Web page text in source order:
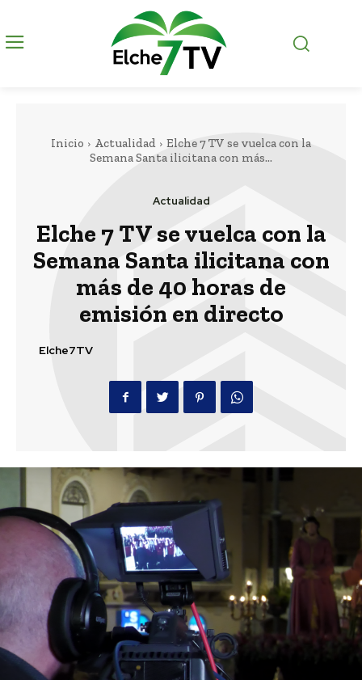
Inicio Actualidad
Elche 7 TV se vuelca con la
Semana Santa ilicitana con más...
Actualidad
Elche 7 TV se vuelca con la
Semana Santa ilicitana con
más de 40 horas de
emisión en directo
Elche7TV